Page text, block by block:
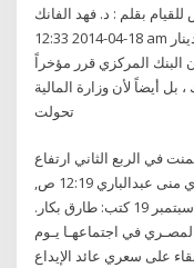
بقلم : د. فهد الفانك
18-04-2014 12:33 am أصبح واضحاً الآن أن أسعار الفائدة على الدينار
المركزي قرر مؤخراً
بل أيضاً لأن وزارة المالية
تحولت
في الربع الثاني ارتفاع
الأسعار بالربع الثاني 4% على أساس سنوي منى عبدالباري 12:19 ص,
الأربعاء, 11 سبتمبر 19 12:19 ص, الأربعاء, 11 سبتمبر 19 كتب: طارق بكار.
في اجتماعهـا يـوم
2 أبريل2020 الإبقاء على سعري عائد الإيداع